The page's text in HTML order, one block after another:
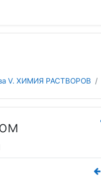
V. ХИМИЯ РАСТВОРОВ